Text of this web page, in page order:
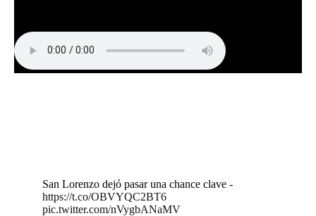
San Lorenzo dejó pasar una chance clave -
https://t.co/OBVYQC2BT6
pic.twitter.com/nVygbANaMV